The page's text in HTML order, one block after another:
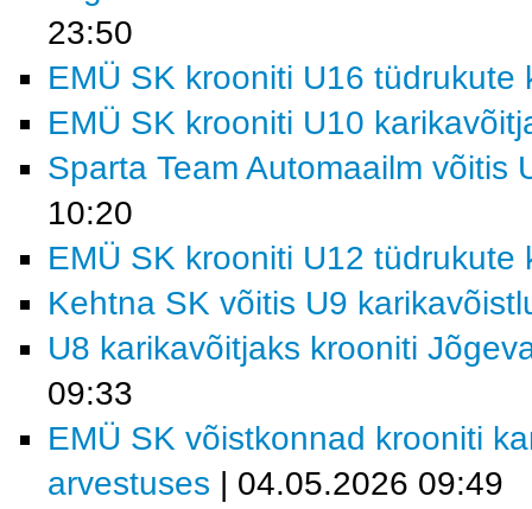
23:50
EMÜ SK krooniti U16 tüdrukute
EMÜ SK krooniti U10
Sparta Team Automaailm võitis
10:20
EMÜ SK krooniti U12 tüdrukute
Kehtna SK võitis U9
U8 karikavõitjaks krooniti
09:33
EMÜ SK võistkonnad krooniti
arvestuses | 04.05.2026 09:49